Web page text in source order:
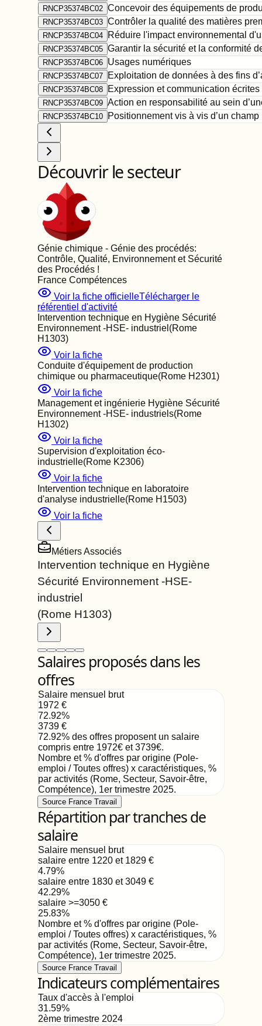
RNCP35374BC02 Concevoir des équipements de
RNCP35374BC03 Contrôler la qualité des matières
RNCP35374BC04 Réduire l'impact environnemental
RNCP35374BC05 Garantir la sécurité et la conformité
RNCP35374BC06 Usages numériques
RNCP35374BC07 Exploitation de données à des fins
RNCP35374BC08 Expression et communication écrites
RNCP35374BC09 Action en responsabilité au sein
RNCP35374BC10 Positionnement vis à vis d’un
Découvrir le secteur
Génie chimique - Génie des procédés:
Contrôle, Qualité, Environnement et Sécurité
des Procédés !
France Compétences
Voir la fiche officielleTélécharger le
référentiel d'activité
Intervention technique en Hygiène Sécurité
Environnement -HSE- industriel (Rome
H1303)
Voir la fiche
Conduite d'équipement de production
chimique ou pharmaceutique(Rome H2301)
Voir la fiche
Management et ingénierie Hygiène Sécurité
Environnement -HSE- industriels(Rome
H1302)
Voir la fiche
Supervision d'exploitation éco-
industrielle(Rome K2306)
Voir la fiche
Intervention technique en laboratoire
d'analyse industrielle(Rome H1503)
Voir la fiche
Métiers Associés
Intervention technique en Hygiène
Sécurité Environnement -HSE-
industriel
(Rome H1303)
Salaires proposés dans les
offres
Salaire mensuel brut
1972 €
72.92%
3739 €
72.92% des offres proposent un salaire
compris entre 1972€ et3739€.
Nombre et % d'offres par origine (Pole-
emploi / Toutes offres) x caractéristiques, %
par activités (Rome, Secteur, Savoir-être,
Compétence), 1er trimestre 2025.
Source France Travail
Répartition par tranches de
salaire
Salaire mensuel brut
salaire entre 1220 et 1829 €
4.79%
salaire entre 1830 et 3049 €
42.29%
salaire >=3050 €
25.83%
Nombre et % d'offres par origine (Pole-
emploi / Toutes offres) x caractéristiques, %
par activités (Rome, Secteur, Savoir-être,
Compétence), 1er trimestre 2025.
Source France Travail
Indicateurs complémentaires
Taux d'accès à l'emploi
31.59%
2ème trimestre 2024